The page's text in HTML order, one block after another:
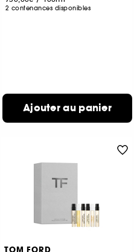
2 contenances disponibles
Ajouter au panier